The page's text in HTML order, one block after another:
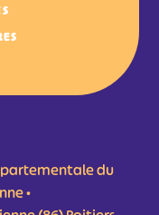
du
•